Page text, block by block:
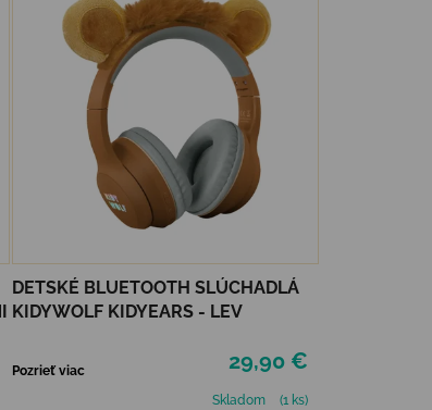
DETSKÉ BLUETOOTH SLÚCHADLÁ
KIDYWOLF KIDYEARS - LEV
29,90 €
Pozrieť viac
Skladom
(1 ks)